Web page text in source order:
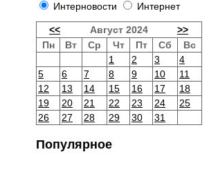
Интерновости Интернет
<< Август 2024
>>
Пн
Вт Ср Чт Пт Сб
Вс
1
2 3
4
5
6 7 8 9 10
11
12
13 14 15 16 17
18
19
20 21 22 23 24
25
26
27 28 29 30 31
Популярное